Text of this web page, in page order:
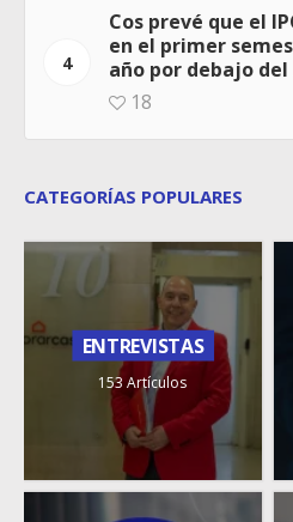
4
Cos prevé que el
en el primer
año por debajo del
18
CATEGORÍAS POPULARES
ENTREVISTAS
153 Artículos